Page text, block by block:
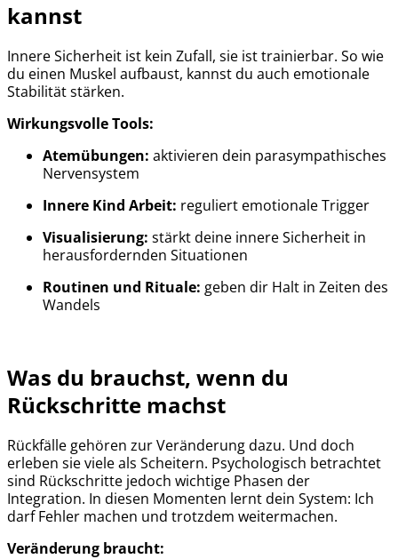
kannst
Innere Sicherheit ist kein Zufall, sie ist trainierbar. So wie
du einen Muskel aufbaust, kannst du auch emotionale
Stabilität stärken.
Wirkungsvolle Tools:
Atemübungen: aktivieren dein parasympathisches
Nervensystem
Innere Kind Arbeit: reguliert emotionale Trigger
Visualisierung: stärkt deine innere Sicherheit in
herausfordernden Situationen
Routinen und Rituale: geben dir Halt in Zeiten des
Wandels
Was du brauchst, wenn du
Rückschritte machst
Rückfälle gehören zur Veränderung dazu. Und doch
erleben sie viele als Scheitern. Psychologisch betrachtet
sind Rückschritte jedoch wichtige Phasen der
Integration. In diesen Momenten lernt dein System: Ich
darf Fehler machen und trotzdem weitermachen.
Veränderung braucht: